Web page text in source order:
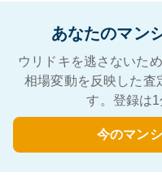
あなたのマン
ウリドキを逃さないた
相場変動を反映した査
す。登録は1
今のマン